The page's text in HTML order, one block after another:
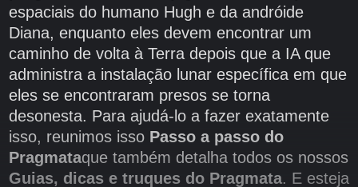
espaciais do humano Hugh e da andróide
Diana, enquanto eles devem encontrar um
caminho de volta à Terra depois que a IA que
administra a instalação lunar específica em que
eles se encontraram presos se torna
desonesta. Para ajudá-lo a fazer exatamente
isso, reunimos isso Passo a passo do
Pragmataque também detalha todos os nossos
Guias, dicas e truques do Pragmata. E esteja